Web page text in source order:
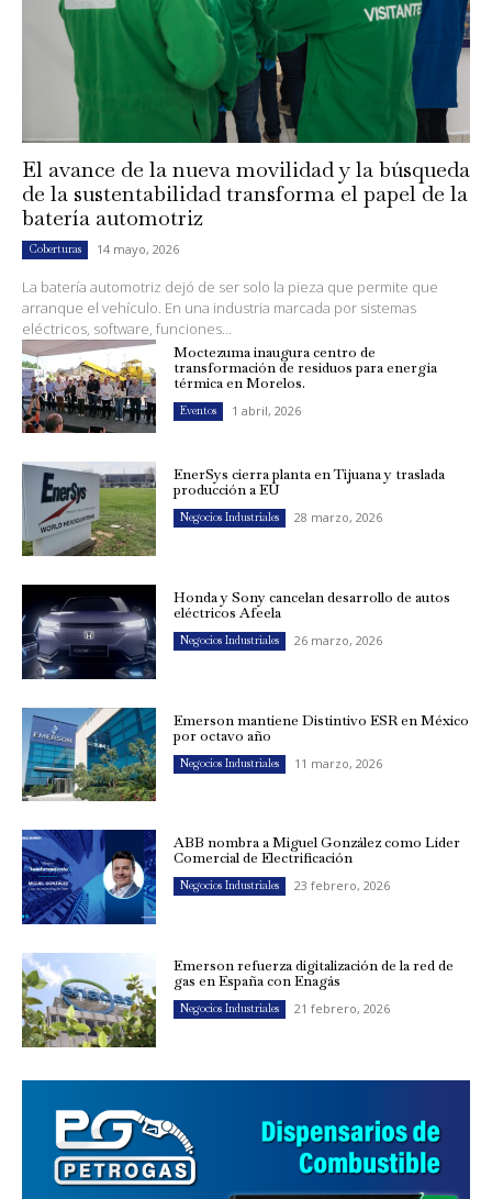
El avance de la nueva movilidad y la búsqueda
de la sustentabilidad transforma el papel de la
batería automotriz
Coberturas 14 mayo, 2026
La batería automotriz dejó de ser solo la pieza que permite que
arranque el vehículo. En una industria marcada por sistemas
eléctricos, software, funciones...
Moctezuma inaugura centro de
transformación de residuos para energía
térmica en Morelos.
Eventos 1 abril, 2026
EnerSys cierra planta en Tijuana y traslada
producción a EU
Negocios Industriales 28 marzo, 2026
Honda y Sony cancelan desarrollo de autos
eléctricos Afeela
Negocios Industriales 26 marzo, 2026
Emerson mantiene Distintivo ESR en México
por octavo año
Negocios Industriales 11 marzo, 2026
ABB nombra a Miguel González como Líder
Comercial de Electrificación
Negocios Industriales 23 febrero, 2026
Emerson refuerza digitalización de la red de
gas en España con Enagás
Negocios Industriales 21 febrero, 2026